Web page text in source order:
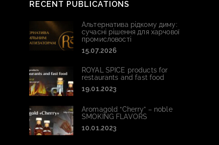
RECENT PUBLICATIONS
Альтернатива рідкому диму:
сучасні рішення для харчової
промисловості
15.07.2026
ROYAL SPICE products for
restaurants and fast food
19.01.2023
Aromagold “Cherry” – noble
SMOKING FLAVORS
10.01.2023